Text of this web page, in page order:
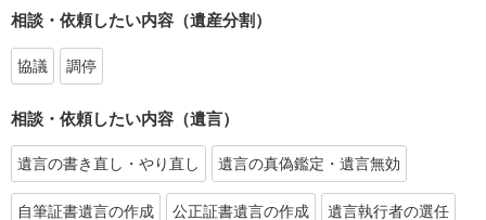
相談・依頼したい内容（遺産分割）
協議 調停
相談・依頼したい内容（遺言）
遺言の書き直し・やり直し 遺言の真偽鑑定・遺言無効
自筆証書遺言の作成 公正証書遺言の作成 遺言執行者の選任